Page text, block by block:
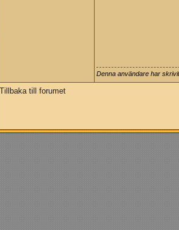
Denna användare har
Tillbaka till forumet